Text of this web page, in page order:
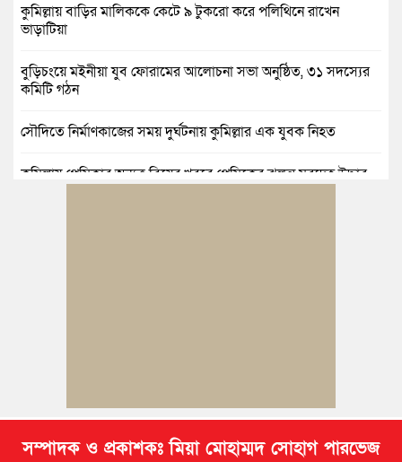
কুমিল্লায় বাড়ির মালিককে কেটে ৯ টুকরো করে পলিথিনে রাখেন
ভাড়াটিয়া
বুড়িচংয়ে মইনীয়া যুব ফোরামের আলোচনা সভা অনুষ্ঠিত, ৩১ সদস্যের
কমিটি গঠন
সৌদিতে নির্মাণকাজের সময় দুর্ঘটনায় কুমিল্লার এক যুবক নিহত
কুমিল্লায় প্রেমিকার অন্যত্র বিয়ের খবরে প্রেমিকের ঝুলন্ত মরদেহ উদ্ধার
সম্পাদক ও প্রকাশকঃ মিয়া মোহাম্মদ সোহাগ পারভেজ